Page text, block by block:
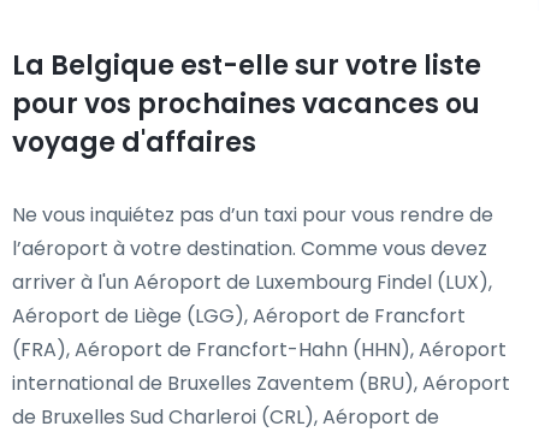
La Belgique est-elle sur votre liste
pour vos prochaines vacances ou
voyage d'affaires
Ne vous inquiétez pas d’un taxi pour vous rendre de
l’aéroport à votre destination. Comme vous devez
arriver à l'un Aéroport de Luxembourg Findel (LUX),
Aéroport de Liège (LGG), Aéroport de Francfort
(FRA), Aéroport de Francfort-Hahn (HHN), Aéroport
international de Bruxelles Zaventem (BRU), Aéroport
de Bruxelles Sud Charleroi (CRL), Aéroport de